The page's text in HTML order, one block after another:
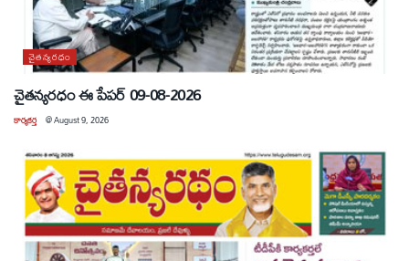
చైతన్యరధం
చైతన్యరధం ఈ పేపర్ 09-08-2026
కార్యకర్త @August 9, 2026